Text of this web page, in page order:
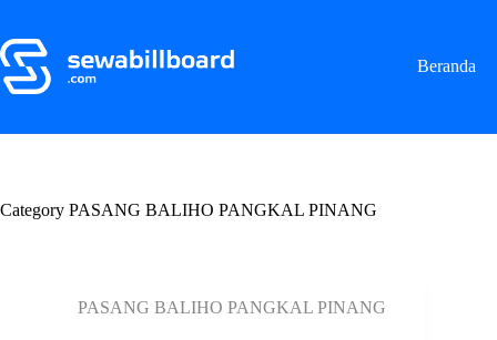
k
i
p
t
c
e
Beranda
Category PASANG BALIHO PANGKAL PINANG
PASANG BALIHO PANGKAL PINANG